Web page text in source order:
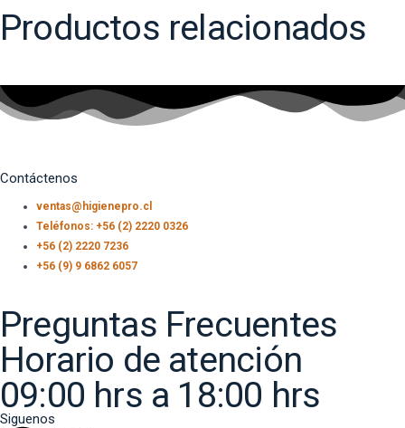
Productos relacionados
Contáctenos
ventas@higienepro.cl
Teléfonos: +56 (2) 2220 0326
+56 (2) 2220 7236
+56 (9) 9 6862 6057
Preguntas Frecuentes
Horario de atención
09:00 hrs a 18:00 hrs
Siguenos